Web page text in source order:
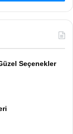
Seçenekler